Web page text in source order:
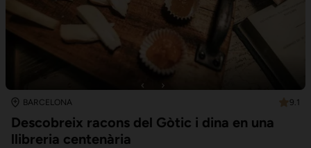
BARCELONA 9.1
Descobreix racons del Gòtic i dina en una
llibreria centenària